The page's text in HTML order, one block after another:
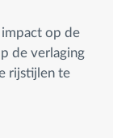
impact op de
de verlaging
rijstijlen te